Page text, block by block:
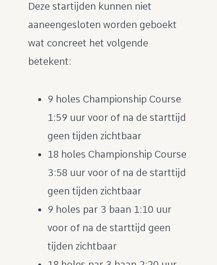
Deze startijden kunnen niet
aaneengesloten worden geboekt
wat concreet het volgende
betekent:
9 holes Championship Course
1:59 uur voor of na de starttijd
geen tijden zichtbaar
18 holes Championship Course
3:58 uur voor of na de starttijd
geen tijden zichtbaar
9 holes par 3 baan 1:10 uur
voor of na de starttijd geen
tijden zichtbaar